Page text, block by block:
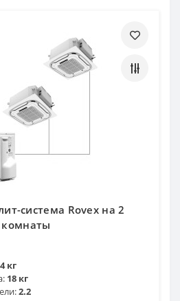
система Rovex на 2
комнаты
кг
18 кг
2.2